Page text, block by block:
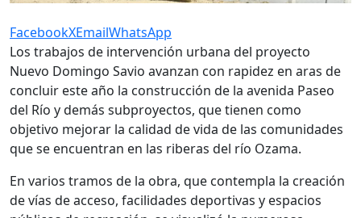
FacebookXEmailWhatsApp
Los trabajos de intervención urbana del proyecto
Nuevo Domingo Savio avanzan con rapidez en aras de
concluir este año la construcción de la avenida Paseo
del Río y demás subproyectos, que tienen como
objetivo mejorar la calidad de vida de las comunidades
que se encuentran en las riberas del río Ozama.
En varios tramos de la obra, que contempla la creación
de vías de acceso, facilidades deportivas y espacios